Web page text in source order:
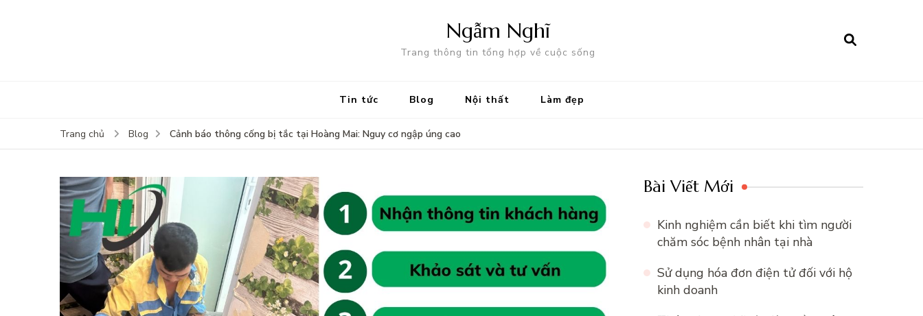
Ngẫm Nghĩ
Trang thông tin tổng hợp về cuộc sống
Tin tức Blog Nội thất Làm đẹp
Trang chủ Blog Cảnh báo thông cống bị tắc tại Hoàng Mai: Nguy cơ ngập úng cao
Bài Viết Mới
Kinh nghiệm cần biết khi tìm người
chăm sóc bệnh nhân tại nhà
Sử dụng hóa đơn điện tử đối với hộ
kinh doanh